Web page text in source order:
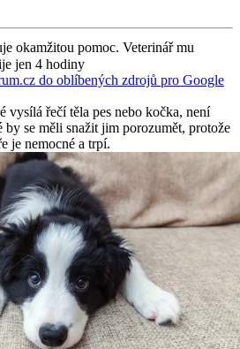
okamžitou pomoc. Veterinář mu
jen 4 hodiny
do oblíbených zdrojů pro Google
vysílá řečí těla pes nebo kočka, není
se měli snažit jim porozumět, protože
je nemocné a trpí.